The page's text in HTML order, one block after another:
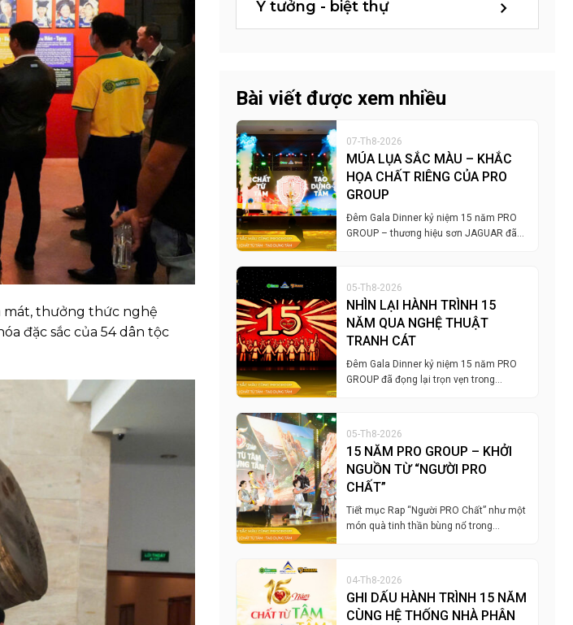
mát, thưởng thức nghệ
đặc sắc của 54 dân tộc
Ý tưởng - biệt thự
Bài viết được xem nhiều
07-Th8-2026
MÚA LỤA SẮC MÀU – KHẮC
HỌA CHẤT RIÊNG CỦA PRO
GROUP
Đêm Gala Dinner kỷ niệm 15 năm PRO
GROUP – thương hiệu sơn JAGUAR đã…
05-Th8-2026
NHÌN LẠI HÀNH TRÌNH 15
NĂM QUA NGHỆ THUẬT
TRANH CÁT
Đêm Gala Dinner kỷ niệm 15 năm PRO
GROUP đã đọng lại trọn vẹn trong…
05-Th8-2026
15 NĂM PRO GROUP – KHỞI
NGUỒN TỪ “NGƯỜI PRO
CHẤT”
Tiết mục Rap “Người PRO Chất” như một
món quà tinh thần bùng nổ trong…
04-Th8-2026
GHI DẤU HÀNH TRÌNH 15 NĂM
CÙNG HỆ THỐNG NHÀ PHÂN